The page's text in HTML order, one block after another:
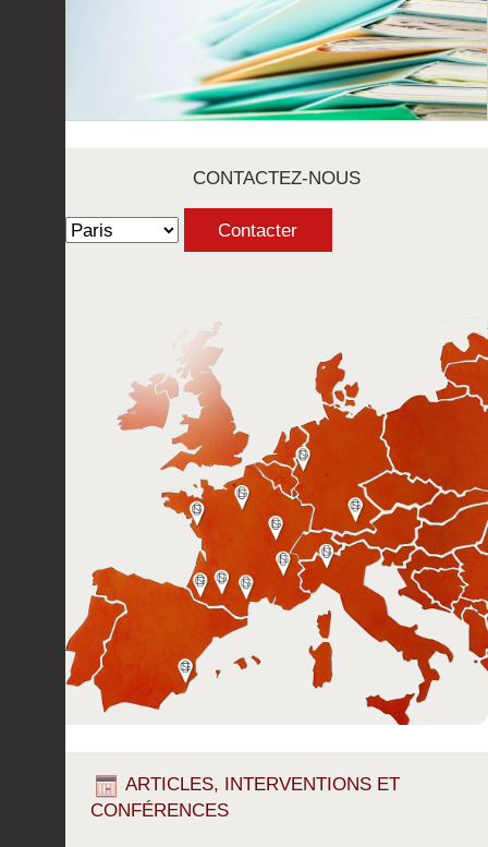
CONTACTEZ-NOUS
ARTICLES, INTERVENTIONS ET
CONFÉRENCES